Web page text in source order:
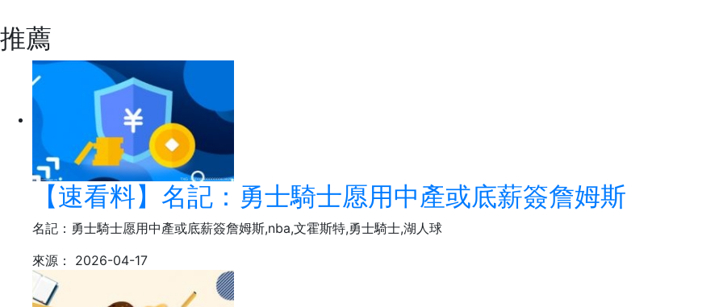
推薦
【速看料】名記：勇士騎士愿用中產或底薪簽詹姆斯
名記：勇士騎士愿用中產或底薪簽詹姆斯,nba,文霍斯特,勇士騎士,湖人球
來源：
2026-04-17